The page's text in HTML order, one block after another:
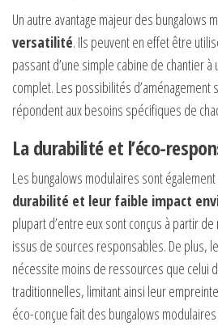
Un autre avantage majeur des bungalows
versatilité. Ils peuvent en effet être
passant d’une simple cabine de chantier
complet. Les possibilités d’aménagement
répondent aux besoins spécifiques de
La durabilité et l’éco-
Les bungalows modulaires sont
durabilité et leur faible impact
plupart d’entre eux sont conçus à partir
issus de sources responsables. De plus,
nécessite moins de ressources que celui
traditionnelles, limitant ainsi leur
éco-conçue fait des bungalows